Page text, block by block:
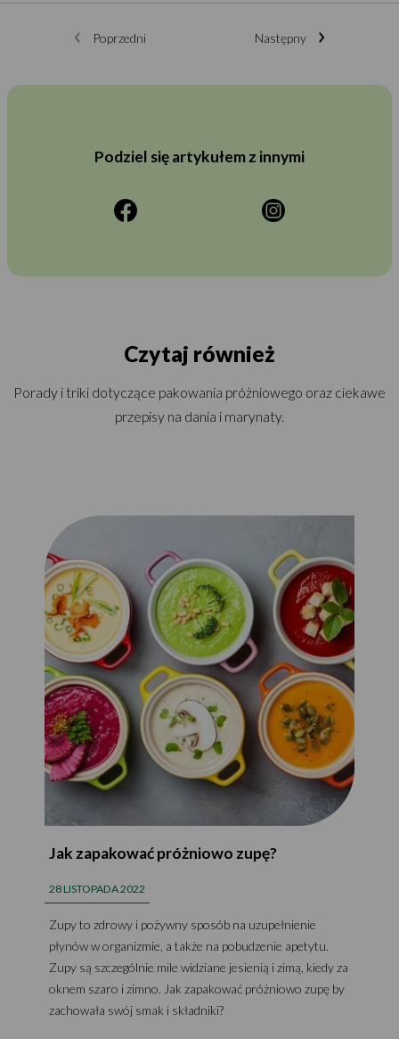
Poprzedni Następny
Podziel się artykułem z innymi
Czytaj również
Porady i triki dotyczące pakowania próżniowego oraz ciekawe
przepisy na dania i marynaty.
Jak zapakować próżniowo zupę?
28 LISTOPADA 2022
Zupy to zdrowy i pożywny sposób na uzupełnienie
płynów w organizmie, a także na pobudzenie apetytu.
Zupy są szczególnie mile widziane jesienią i zimą, kiedy za
oknem szaro i zimno. Jak zapakować próżniowo zupę by
zachowała swój smak i składniki?